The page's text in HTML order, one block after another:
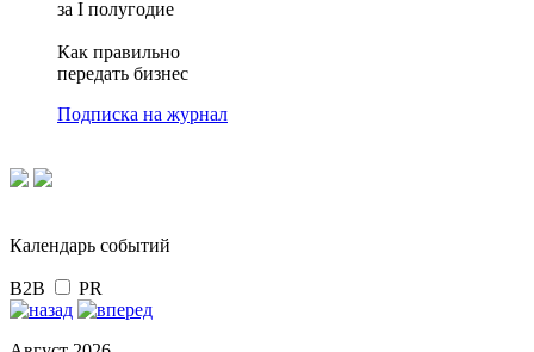
за I полугодие
Как правильно
передать бизнес
Подписка на журнал
Календарь событий
B2B PR